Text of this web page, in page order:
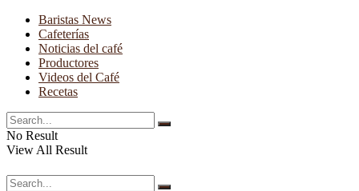
Baristas News
Cafeterías
Noticias del café
Productores
Videos del Café
Recetas
No Result
View All Result